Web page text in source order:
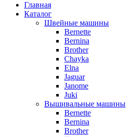
Главная
Каталог
Швейные машины
Bernette
Bernina
Brother
Chayka
Elna
Jaguar
Janome
Juki
Вышивальные машины
Bernette
Bernina
Brother